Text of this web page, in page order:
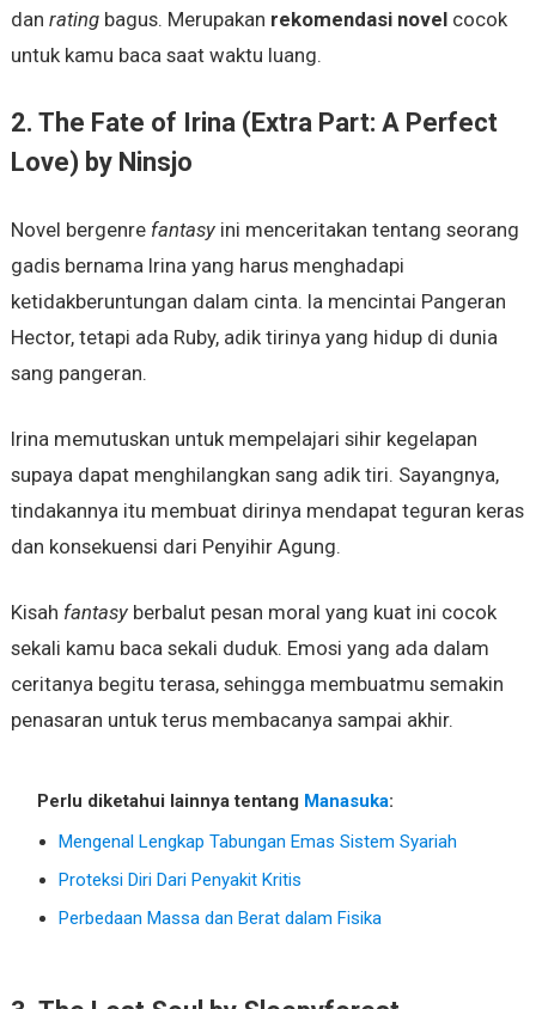
dan rating bagus. Merupakan rekomendasi novel cocok
untuk kamu baca saat waktu luang.
2. The Fate of Irina (Extra Part: A Perfect
Love) by Ninsjo
Novel bergenre fantasy ini menceritakan tentang seorang
gadis bernama Irina yang harus menghadapi
ketidakberuntungan dalam cinta. Ia mencintai Pangeran
Hector, tetapi ada Ruby, adik tirinya yang hidup di dunia
sang pangeran.
Irina memutuskan untuk mempelajari sihir kegelapan
supaya dapat menghilangkan sang adik tiri. Sayangnya,
tindakannya itu membuat dirinya mendapat teguran keras
dan konsekuensi dari Penyihir Agung.
Kisah fantasy berbalut pesan moral yang kuat ini cocok
sekali kamu baca sekali duduk. Emosi yang ada dalam
ceritanya begitu terasa, sehingga membuatmu semakin
penasaran untuk terus membacanya sampai akhir.
Perlu diketahui lainnya tentang Manasuka:
Mengenal Lengkap Tabungan Emas Sistem Syariah
Proteksi Diri Dari Penyakit Kritis
Perbedaan Massa dan Berat dalam Fisika